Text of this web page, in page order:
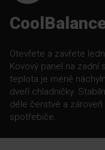
Otevřete a zavřete
Kovový panel na zadní
teplota je méně
dveří chladničky.
déle čerstvé a
spotřebiče.